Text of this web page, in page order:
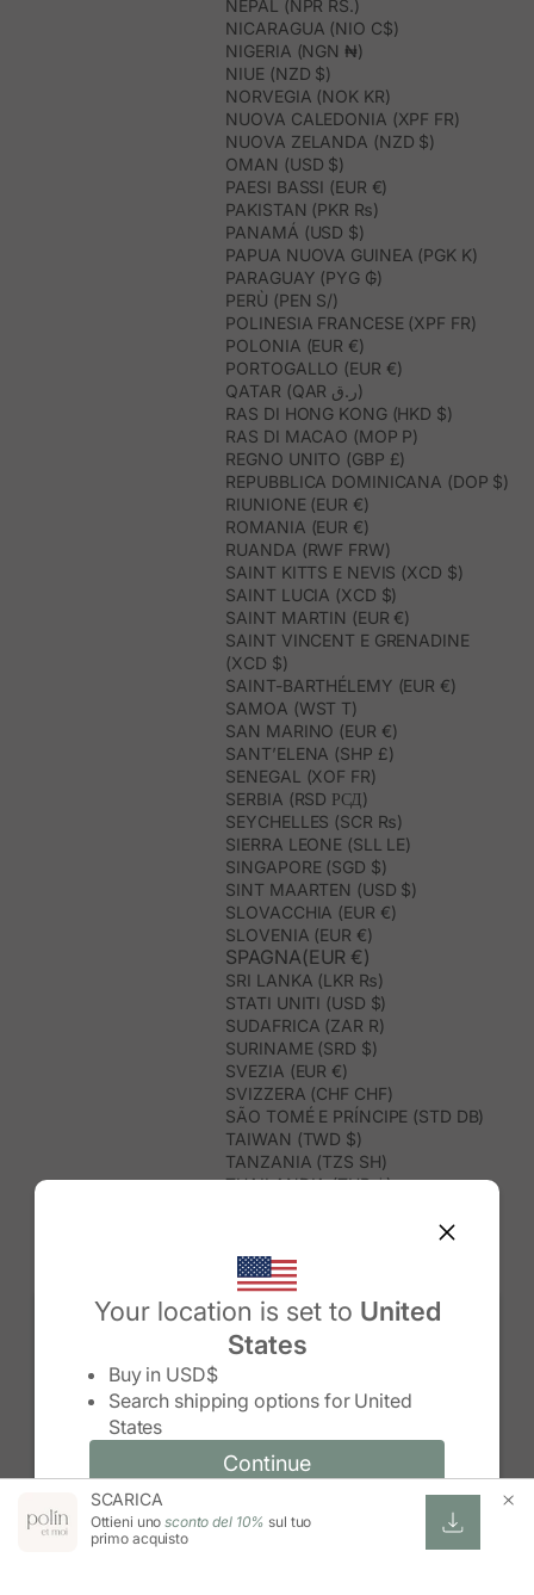
Your location is set to United
States
Buy in USD$
Search shipping options for United
States
Continue
Change country/region and language
Change country/region
Continue
NEPAL (NPR RS.)
NICARAGUA (NIO C$)
NIGERIA (NGN ₦)
NIUE (NZD $)
NORVEGIA (NOK KR)
NUOVA CALEDONIA (XPF FR)
NUOVA ZELANDA (NZD $)
OMAN (USD $)
PAESI BASSI (EUR €)
PAKISTAN (PKR ₨)
PANAMÁ (USD $)
PAPUA NUOVA GUINEA (PGK K)
PARAGUAY (PYG ₲)
PERÙ (PEN S/)
POLINESIA FRANCESE (XPF FR)
POLONIA (EUR €)
PORTOGALLO (EUR €)
QATAR (QAR ر.ق)
RAS DI HONG KONG (HKD $)
RAS DI MACAO (MOP P)
REGNO UNITO (GBP £)
REPUBBLICA DOMINICANA (DOP $)
RIUNIONE (EUR €)
ROMANIA (EUR €)
RUANDA (RWF FRW)
SAINT KITTS E NEVIS (XCD $)
SAINT LUCIA (XCD $)
SAINT MARTIN (EUR €)
SAINT VINCENT E GRENADINE
(XCD $)
SAINT-BARTHÉLEMY (EUR €)
SAMOA (WST T)
SAN MARINO (EUR €)
SANT’ELENA (SHP £)
SENEGAL (XOF FR)
SERBIA (RSD РСД)
SEYCHELLES (SCR ₨)
SIERRA LEONE (SLL LE)
SINGAPORE (SGD $)
SINT MAARTEN (USD $)
SLOVACCHIA (EUR €)
SLOVENIA (EUR €)
SPAGNA(EUR €)
SRI LANKA (LKR ₨)
STATI UNITI (USD $)
SUDAFRICA (ZAR R)
SURINAME (SRD $)
SVEZIA (EUR €)
SVIZZERA (CHF CHF)
SÃO TOMÉ E PRÍNCIPE (STD DB)
TAIWAN (TWD $)
TANZANIA (TZS SH)
THAILANDIA (THB ฿)
TONGA (TOP T$)
TRINIDAD E TOBAGO (TTD $)
TUNISIA (USD $)
TURCHIA (TRY ₺)
TURKMENISTAN (USD $)
UNGHERIA (EUR €)
UZBEKISTAN (UZS SO'M)
VANUATU (VUV VT)
VIETNAM (VND ₫)
WALLIS E FUTUNA (XPF FR)
SCARICA
Ottieni unosconto del 10% sul tuo
primo acquisto